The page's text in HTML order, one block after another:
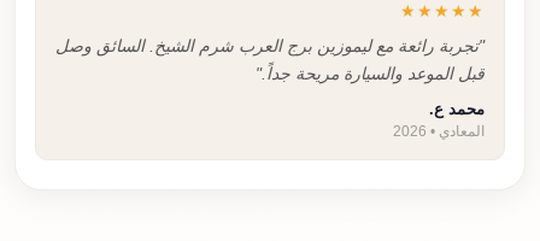
★★★★★
"تجربة رائعة مع ليموزين برج العرب شرم الشيخ. السائق وصل
قبل الموعد والسيارة مريحة جداً."
محمد ع.
المعادي • 2026